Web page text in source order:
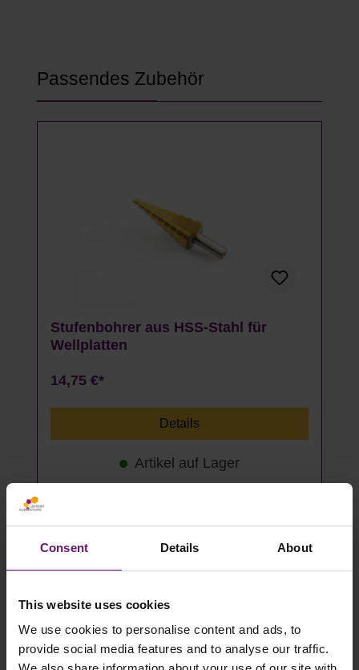
Consent Details About
This website uses cookies
We use cookies to personalise content and ads, to
provide social media features and to analyse our traffic.
Produktgalerie überspringen
Passendes Zubehör
Stufenbohrer aus HSS-Stahl für
Wellplatten
14,75 €*
Details
Artikel auf Lager